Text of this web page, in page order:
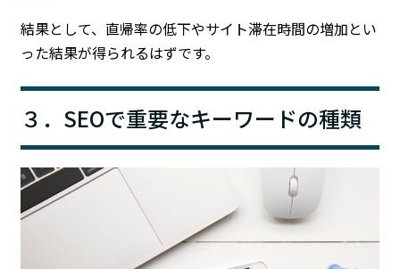
結果として、直帰率の低下やサイト滞在時間の増加とい
った結果が得られるはずです。
３．SEOで重要なキーワードの種類